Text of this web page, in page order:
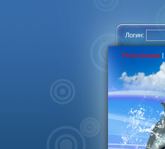
Логин:
Регистрация |